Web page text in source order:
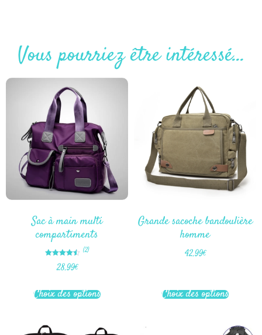
Vous pourriez être intéressé...
Sac à main multi
compartiments
Note
4.50
(2)
28.99€
Choix des options
Grande sacoche bandoulière
homme
42.99€
Choix des options